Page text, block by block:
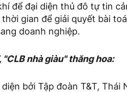
để đại diện thủ đô tự tin
gian để giải quyết bài
doanh nghiệp.
"CLB nhà giàu" thăng hoa:
bởi Tập đoàn T&T, Thái